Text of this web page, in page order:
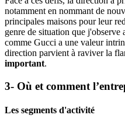
notamment en nommant de
principales maisons pour leur
genre de situation que
comme Gucci a une valeur
direction parvient à raviver la
important.
3- Où et comment
Les segments d'activité